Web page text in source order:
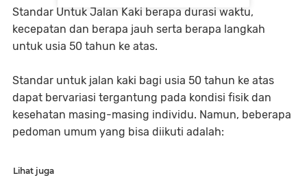
Standar Untuk Jalan Kaki berapa durasi waktu,
kecepatan dan berapa jauh serta berapa langkah
untuk usia 50 tahun ke atas.
Standar untuk jalan kaki bagi usia 50 tahun ke atas
dapat bervariasi tergantung pada kondisi fisik dan
kesehatan masing-masing individu. Namun, beberapa
pedoman umum yang bisa diikuti adalah:
Lihat juga